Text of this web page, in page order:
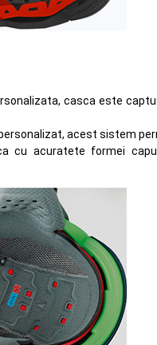
casca este
acest sistem
cu acuratete formei